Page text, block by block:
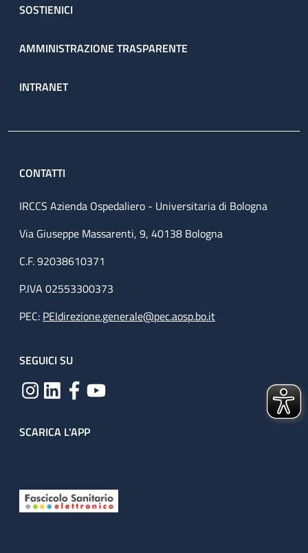
SOSTIENICI
AMMINISTRAZIONE TRASPARENTE
INTRANET
CONTATTI
IRCCS Azienda Ospedaliero - Universitaria di Bologna
Via Giuseppe Massarenti, 9, 40138 Bologna
C.F. 92038610371
P.IVA 02553300373
PEC: PEIdirezione.generale@pec.aosp.bo.it
SEGUICI SU
SCARICA L'APP